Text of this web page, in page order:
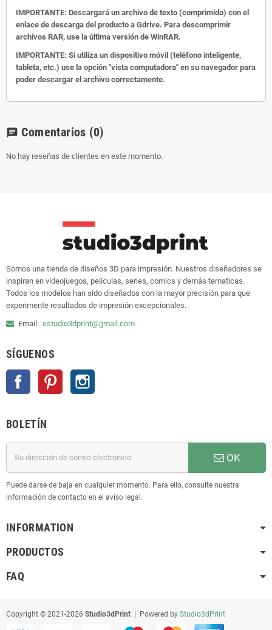
IMPORTANTE: Descargará un archivo de texto (comprimido) con el
enlace de descarga del producto a Gdrive. Para descomprimir
archivos RAR, use la última versión de WinRAR.
IMPORTANTE: Si utiliza un dispositivo móvil (teléfono inteligente,
tableta, etc.) use la opción "vista computadora" en su navegador para
poder descargar el archivo correctamente.
chat Comentarios (0)
No hay reseñas de clientes en este momento.
Somos una tienda de diseños 3D para impresión. Nuestros diseñadores se
inspiran en videojuegos, películas, series, comics y demás tematicas.
Todos los modelos han sido diseñados con la mayor precisión para que
experimente resultados de impresión excepcionales.
Email: estudio3dprint@gmail.com
SÍGUENOS
Facebook Pinterest
BOLETÍN
OK
Puede darse de baja en cualquier momento. Para ello, consulte nuestra
información de contacto en el aviso legal.
INFORMATION
PRODUCTOS
FAQ
Copyright © 2021-2026 Studio3dPrint | Powered by Studio3dPrint